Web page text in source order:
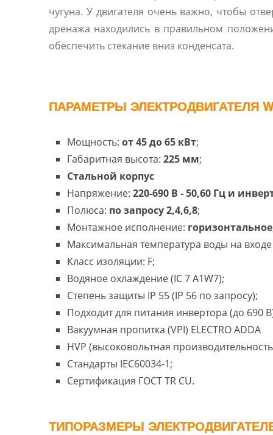
чугуна. У двигателя очень важно, чтобы
дренажа находились в правильном
обеспечить стекание вниз конденсата.
ПАРАМЕТРЫ ЭЛЕКТРОДВИГАТЕЛЯ
Мощность: от 45 до 65 кВт;
Габаритная высота: 225 мм;
Cтальной корпус
Напряжение: 220-690 В - 50,60 Гц и
Полюса: по запросу 2,4,6,8;
Монтажное исполнение: горизонтальное
Максимальная температура воды на входе
Класс изоляции: F;
Водяное охлаждение (IC 7 A1W7);
Степень защиты IP 55 (IP 56 по запросу);
Подходит для питания инвертора (до 690
Вакуумная пропитка (VPI) ELECTRO ADDA
HVP (высоковольтная
Стандарты IEC60034-1;
Сертификация ГОСТ TR CU.
ТИПОРАЗМЕРЫ